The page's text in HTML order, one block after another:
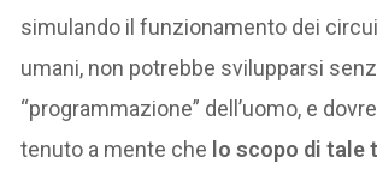
simulando il funzionamento dei
umani, non potrebbe svilupparsi
“programmazione” dell’uomo, e
tenuto a mente che lo scopo di tale